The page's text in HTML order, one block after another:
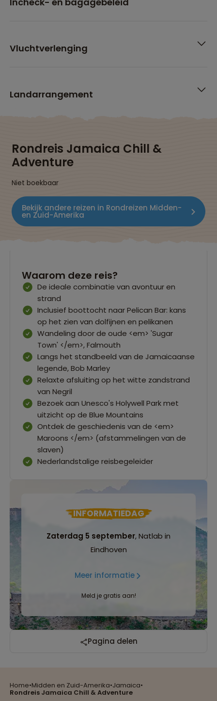
Home•Midden en Zuid-Amerika•Jamaica•
Rondreis Jamaica Chill & Adventure
Vluchtverlenging
Landarrangement
Rondreis Jamaica Chill &
Adventure
Niet boekbaar
Bekijk andere reizen in Rondreizen Midden-
en Zuid-Amerika
Waarom deze reis?
De ideale combinatie van avontuur en
strand
Inclusief boottocht naar Pelican Bar: kans
op het zien van dolfijnen en pelikanen
Wandeling door de oude <em> 'Sugar
Town' </em>, Falmouth
Langs het standbeeld van de Jamaicaanse
legende, Bob Marley
Relaxte afsluiting op het witte zandstrand
van Negril
Bezoek aan Unesco's Holywell Park met
uitzicht op de Blue Mountains
Ontdek de geschiedenis van de <em>
Maroons </em> (afstammelingen van de
slaven)
Nederlandstalige reisbegeleider
INFORMATIEDAG
Zaterdag 5 september, Natlab in
Eindhoven
Meer informatie
Meld je gratis aan!
Pagina delen
Reizen met oog voor mens, cultuur en milieu